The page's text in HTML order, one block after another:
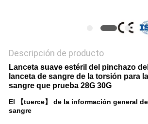
POLICY
Descripción de producto
Lanceta suave estéril del pinchazo
lanceta de sangre de la torsión para
sangre que prueba 28G 30G
El 【tuerce】 de la información general
sangre